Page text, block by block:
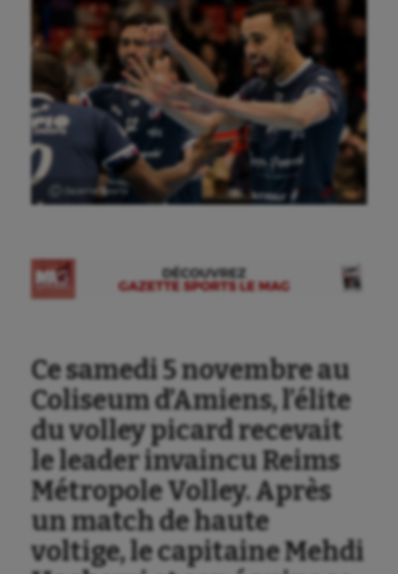
Ce samedi 5 novembre au
Coliseum d’Amiens, l’élite
du volley picard recevait
le leader invaincu Reims
Métropole Volley. Après
un match de haute
voltige, le capitaine Mehdi